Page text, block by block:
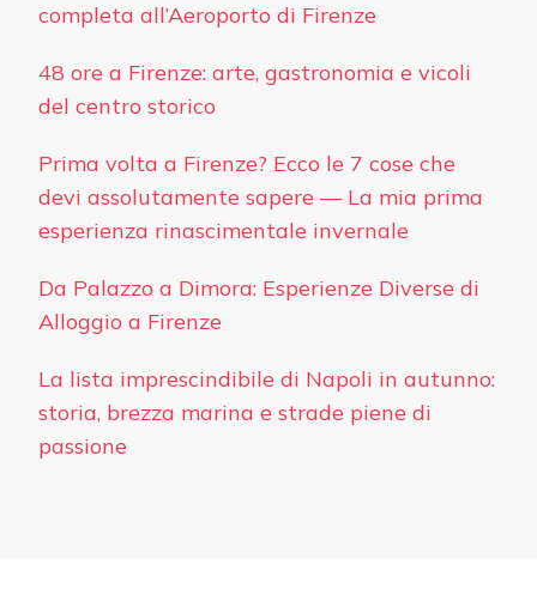
completa all’Aeroporto di Firenze
48 ore a Firenze: arte, gastronomia e vicoli
del centro storico
Prima volta a Firenze? Ecco le 7 cose che
devi assolutamente sapere — La mia prima
esperienza rinascimentale invernale
Da Palazzo a Dimora: Esperienze Diverse di
Alloggio a Firenze
La lista imprescindibile di Napoli in autunno:
storia, brezza marina e strade piene di
passione